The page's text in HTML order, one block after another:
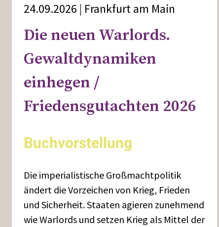
24.09.2026 | Frankfurt am Main
Die neuen Warlords.
Gewaltdynamiken
einhegen /
Friedensgutachten 2026
Buchvorstellung
Die imperialistische Großmachtpolitik
ändert die Vorzeichen von Krieg, Frieden
und Sicherheit. Staaten agieren zunehmend
wie Warlords und setzen Krieg als Mittel der